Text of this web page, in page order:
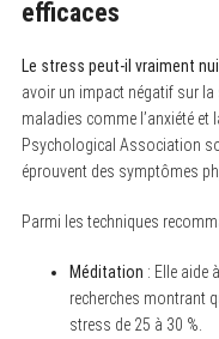
efficaces
Le stress peut-il vraiment
avoir un impact négatif sur
maladies comme l’anxiété et
Psychological Association
éprouvent des symptômes
Parmi les techniques
Méditation : Elle aide
recherches montrant
stress de 25 à 30 %.
c
h
o
: